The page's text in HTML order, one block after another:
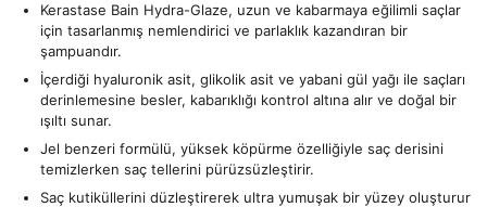
Kerastase Bain Hydra-Glaze, uzun ve kabarmaya eğilimli saçlar
için tasarlanmış nemlendirici ve parlaklık kazandıran bir
şampuandır.
İçerdiği hyaluronik asit, glikolik asit ve yabani gül yağı ile saçları
derinlemesine besler, kabarıklığı kontrol altına alır ve doğal bir
ışıltı sunar.
Jel benzeri formülü, yüksek köpürme özelliğiyle saç derisini
temizlerken saç tellerini pürüzsüzleştirir.
Saç kutiküllerini düzleştirerek ultra yumuşak bir yüzey oluşturur